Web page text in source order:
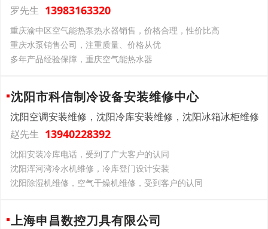
罗先生 13983163320
重庆渝中区空气能热泵热水器销售，价格合理，性价比高
重庆水泵销售公司，注重质量、价格从优
多年产品经验保障，重庆空气能热水器
沈阳市科信制冷设备安装维修中心
沈阳空调安装维修，沈阳冷库安装维修，沈阳冰箱冰柜维修
赵先生 13940228392
沈阳安装冷库电话，受到了广大客户的认同
沈阳浑河湾冷水机维修，冷库登门设计安装
沈阳除湿机维修，空气干燥机维修，受到客户的认同
上海申昌数控刀具有限公司